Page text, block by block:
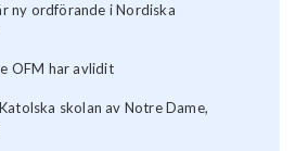
ny ordförande i Nordiska
OFM har avlidit
skolan av Notre Dame,